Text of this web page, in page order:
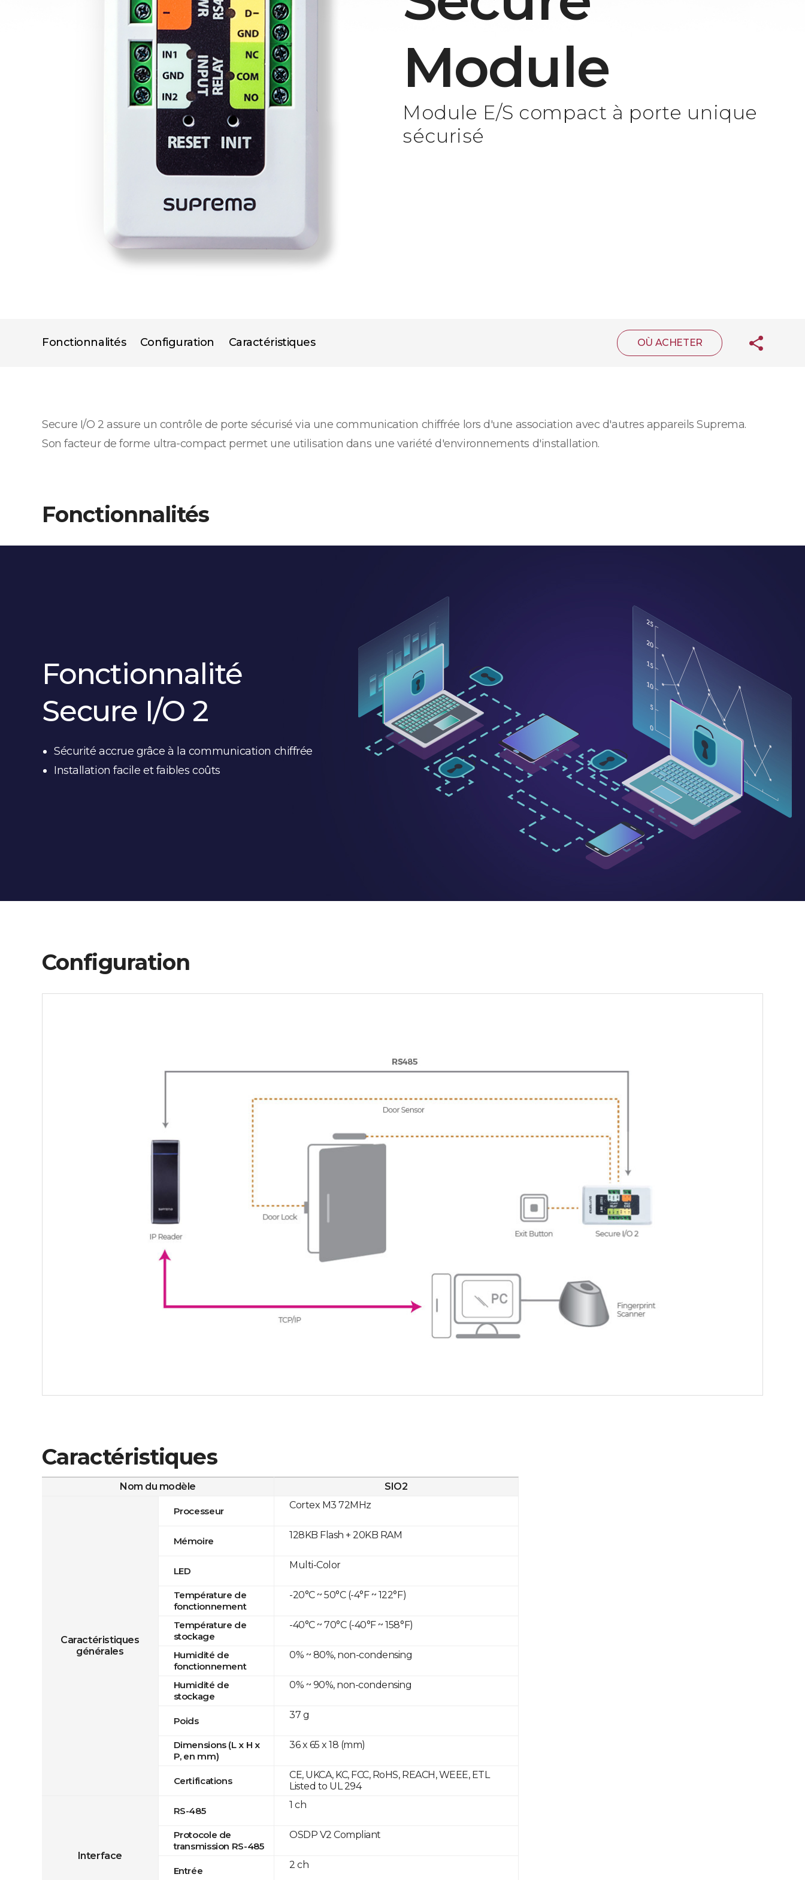
Module
Module E/S compact à porte unique
sécurisé
Fonctionnalités Configuration Caractéristiques OÙ ACHETER
Secure I/O 2 assure un contrôle de porte sécurisé via une communication chiffrée lors d'une association avec d'autres appareils Suprema.
Son facteur de forme ultra-compact permet une utilisation dans une variété d'environnements d'installation.
Fonctionnalités
Fonctionnalité
Secure I/O 2
Sécurité accrue grâce à la communication chiffrée
Installation facile et faibles coûts
Configuration
Caractéristiques
Nom du modèle
Caractéristiques
générales
Processeur
Mémoire
LED
Température de
fonctionnement
Température de
stockage
Humidité de
fonctionnement
Humidité de
stockage
Poids
Dimensions (L x H x
P, en mm)
Certifications
Interface
RS-485
Protocole de
transmission RS-485
Entrée
SIO2
Cortex M3 72MHz
128KB Flash + 20KB RAM
Multi-Color
-20°C ~ 50°C (-4°F ~ 122°F)
-40°C ~ 70°C (-40°F ~ 158°F)
0% ~ 80%, non-condensing
0% ~ 90%, non-condensing
37 g
36 x 65 x 18 (mm)
CE, UKCA, KC, FCC, RoHS, REACH, WEEE, ETL
Listed to UL 294
1 ch
OSDP V2 Compliant
2 ch